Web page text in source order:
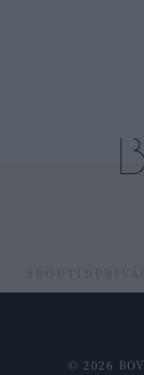
ABOUT ID
© 2026